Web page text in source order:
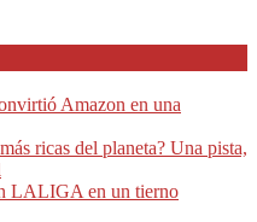
Amazon en una
ricas del planeta? Una pista,
LALIGA en un tierno